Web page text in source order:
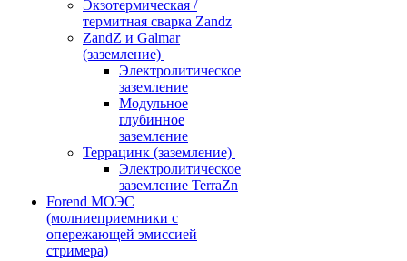
Экзотермическая /
термитная сварка Zandz
ZandZ и Galmar
(заземление)
Электролитическое
заземление
Модульное
глубинное
заземление
Террацинк (заземление)
Электролитическое
заземление TerraZn
Forend МОЭС
(молниеприемники с
опережающей эмиссией
стримера)